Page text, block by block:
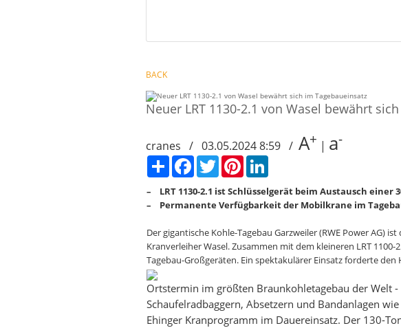
BACK
Neuer LRT 1130-2.1 von Wasel bewährt
cranes / 03.05.2024 8:59 / A+ | a-
Сподели FacebookTwitter Pinterest
– LRT 1130-2.1 ist Schlüsselgerät beim Austausch
– Permanente Verfügbarkeit der Mobilkrane im
Der gigantische Kohle-Tagebau Garzweiler (RWE Power AG)
Kranverleiher Wasel. Zusammen mit dem kleineren LRT
Tagebau-Großgeräten. Ein spektakulärer Einsatz forderte
Ortstermin im größten Braunkohletagebau der Welt
Schaufelradbaggern, Absetzern und Bandanlagen
Ehinger Kranprogramm im Dauereinsatz. Der 130-